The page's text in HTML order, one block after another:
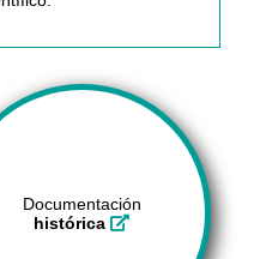
Documentación
histórica